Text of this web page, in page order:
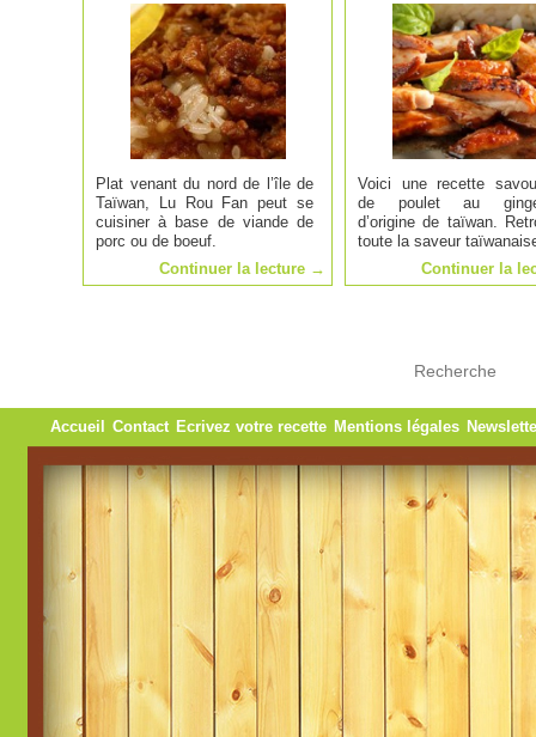
Plat venant du nord de l’île de
Taïwan, Lu Rou Fan peut se
cuisiner à base de viande de
porc ou de boeuf.
Continuer la lecture →
Voici une recette
de poulet au
d’origine de taïwan.
toute la saveur
Continuer la
Accueil Contact Ecrivez votre recette Mentions légales